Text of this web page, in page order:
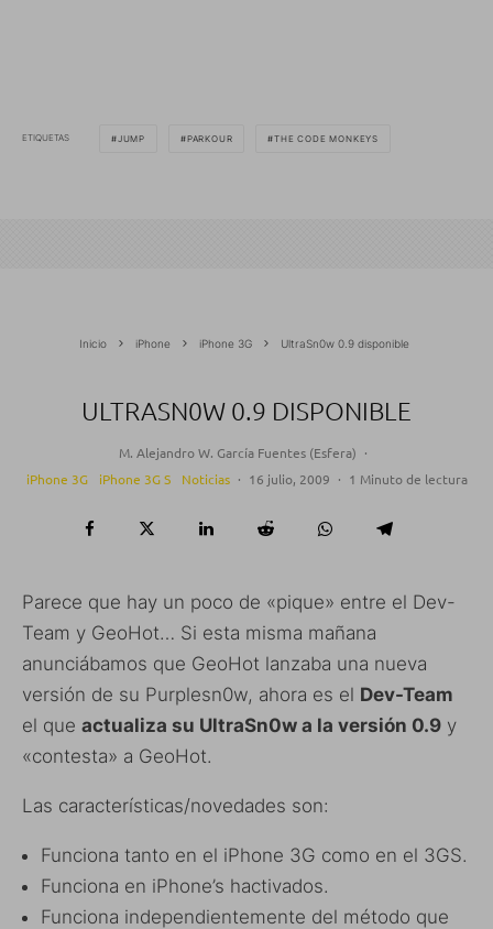
ETIQUETAS JUMP PARKOUR THE CODE MONKEYS
Inicio iPhone iPhone 3G UltraSn0w 0.9 disponible
ULTRASN0W 0.9 DISPONIBLE
M. Alejandro W. García Fuentes (Esfera) ·
iPhone 3G
iPhone 3G S Noticias · 16 julio, 2009 · 1 Minuto de lectura
Parece que hay un poco de «pique» entre el Dev-
Team y GeoHot… Si esta misma mañana
anunciábamos que GeoHot lanzaba una nueva
versión de su Purplesn0w, ahora es el Dev-Team
el que actualiza su UltraSn0w a la versión 0.9 y
«contesta» a GeoHot.
Las características/novedades son:
Funciona tanto en el iPhone 3G como en el 3GS.
Funciona en iPhone’s hactivados.
Funciona independientemente del método que